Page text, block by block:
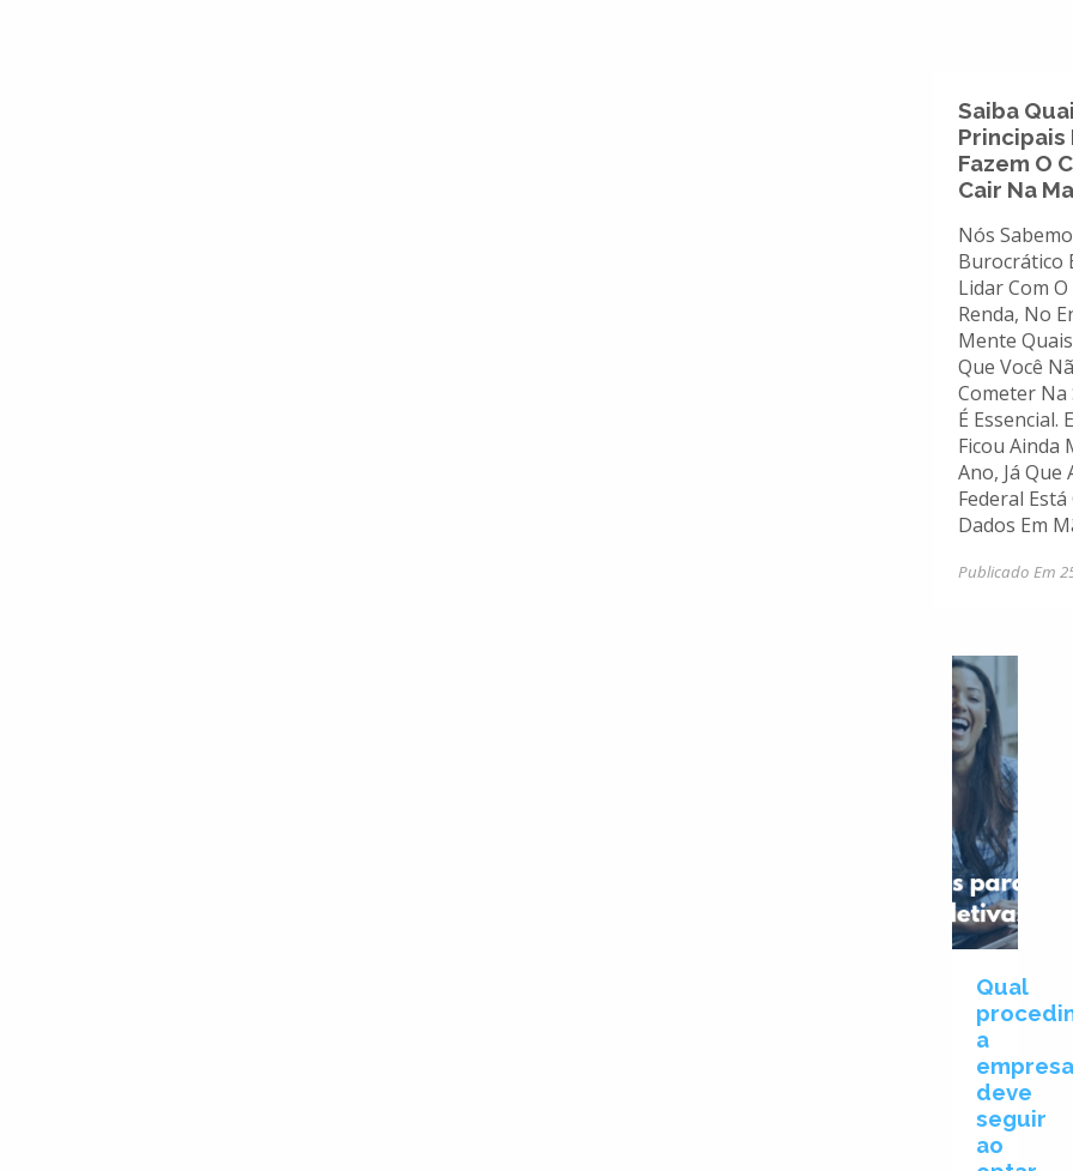
Saiba
Principais
Fazem O
Cair Na
Nós
Burocrático
Lidar Com
Renda, No
Mente
Que Você
Cometer Na
É Essencial.
Ficou Ainda
Ano, Já Que
Federal
Dados Em
Publicado Em
Qual
a
empresa
deve
seguir
ao